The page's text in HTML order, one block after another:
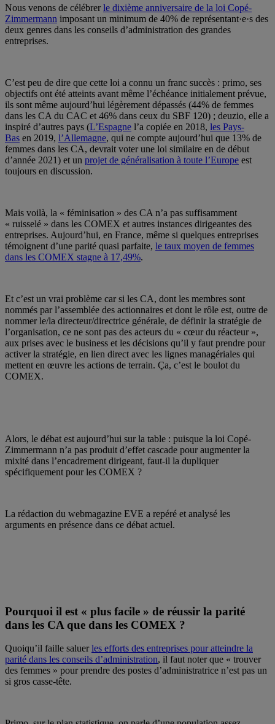
Nous venons de célébrerle dixième anniversaire de la loi Copé-
Zimmermann imposant un minimum de 40% de représentant·e·s des
deux genres dans les conseils d’administration des grandes
entreprises.
C’est peu de dire que cette loi a connu un franc succès : primo, ses
objectifs ont été atteints avant même l’échéance initialement prévue,
ils sont même aujourd’hui légèrement dépassés (44% de femmes
dans les CA du CAC et 46% dans ceux du SBF 120) ; deuzio, elle a
inspiré d’autres pays (L’Espagne l’a copiée en 2018, les Pays-
Bas en 2019, l’Allemagne, qui ne compte aujourd’hui que 13% de
femmes dans les CA, devrait voter une loi similaire en de début
d’année 2021) et un projet de généralisation à toute l’Europe est
toujours en discussion.
Mais voilà, la « féminisation » des CA n’a pas suffisamment
« ruisselé » dans les COMEX et autres instances dirigeantes des
entreprises. Aujourd’hui, en France, même si quelques entreprises
témoignent d’une parité quasi parfaite, le taux moyen de femmes
dans les COMEX stagne à 17,49%.
Et c’est un vrai problème car si les CA, dont les membres sont
nommés par l’assemblée des actionnaires et dont le rôle est, outre de
nommer le/la directeur/directrice générale, de définir la stratégie de
l’organisation, ce ne sont pas des acteurs du « cœur du réacteur »,
aux prises avec le business et les décisions qu’il y faut prendre pour
activer la stratégie, en lien direct avec les lignes managériales qui
mettent en œuvre les actions de terrain. Ça, c’est le boulot du
COMEX.
Alors, le débat est aujourd’hui sur la table : puisque la loi Copé-
Zimmermann n’a pas produit d’effet cascade pour augmenter la
mixité dans l’encadrement dirigeant, faut-il la dupliquer
spécifiquement pour les COMEX ?
La rédaction du webmagazine EVE a repéré et analysé les
arguments en présence dans ce débat actuel.
Pourquoi il est « plus facile » de réussir la parité
dans les CA que dans les COMEX ?
Quoiqu’il faille saluerles efforts des entreprises pour atteindre la
parité dans les conseils d’administration, il faut noter que « trouver
des femmes » pour prendre des postes d’administratrice n’est pas un
si gros casse-tête.